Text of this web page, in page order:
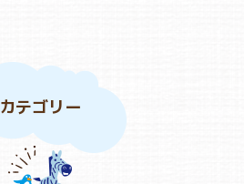
カテゴリー